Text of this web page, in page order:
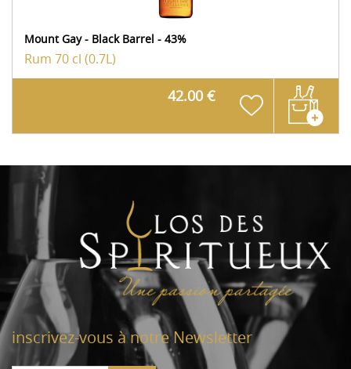
Mount Gay - Black Barrel - 43%
Rum 70 cl (0.7L)
42.00 €
inscrivez-vous à notre Newsletter